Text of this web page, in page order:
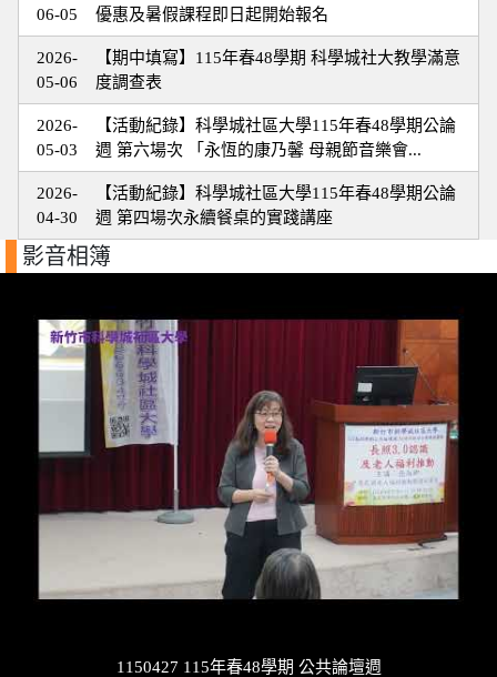
06-05
優惠及暑假課程即日起開始報名
2026-
05-06
【期中填寫】115年春48學期 科學城社大教學滿意
度調查表
2026-
05-03
【活動紀錄】科學城社區大學115年春48學期公論
週 第六場次 「永恆的康乃馨 母親節音樂會...
2026-
04-30
【活動紀錄】科學城社區大學115年春48學期公論
週 第四場次永續餐桌的實踐講座
影音相簿
1150427 115年春48學期 公共論壇週